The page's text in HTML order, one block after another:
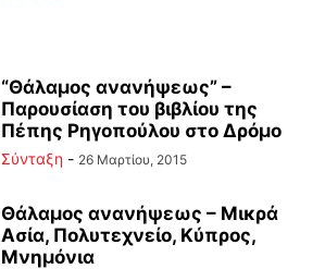
“Θάλαμος ανανήψεως” –
Παρουσίαση του βιβλίου της
Πέπης Ρηγοπούλου στο Δρόμο
Σύνταξη - 26 Μαρτίου, 2015
Θάλαμος ανανήψεως – Μικρά
Ασία, Πολυτεχνείο, Κύπρος,
Μνημόνια